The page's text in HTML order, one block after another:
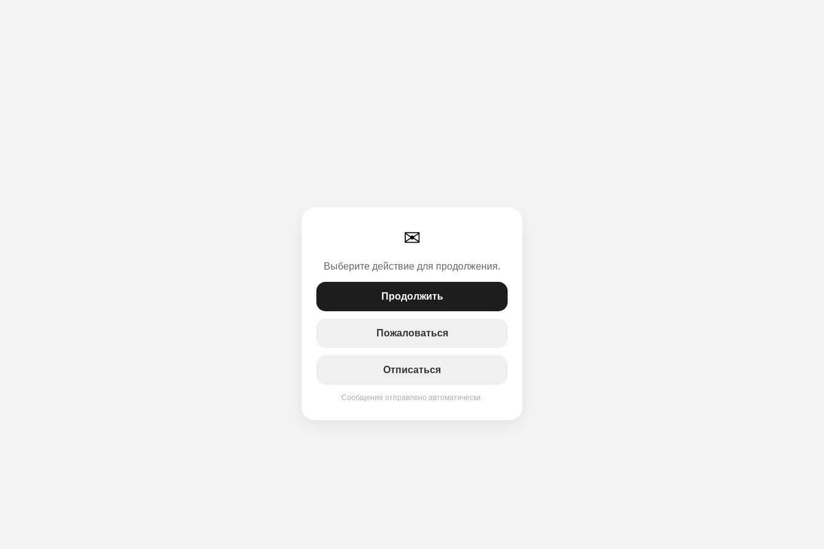
✉
Выберите действие для продолжения.
Продолжить
Пожаловаться
Отписаться
Сообщение отправлено автоматически.